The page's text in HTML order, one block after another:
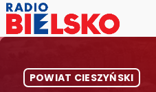
POWIAT CIESZYŃSKI